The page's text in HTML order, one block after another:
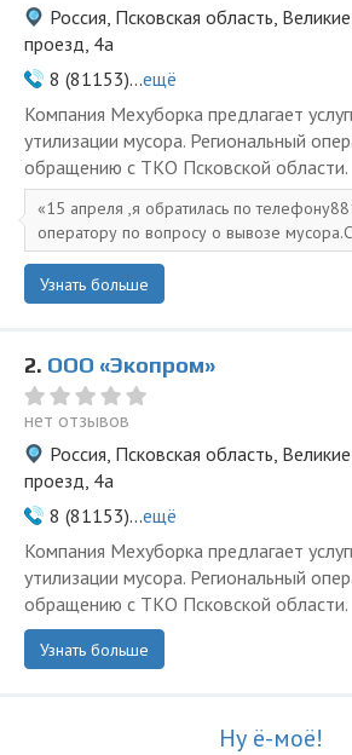
Россия, Псковская область,
проезд, 4а
8 (81153)...ещё
Компания Мехуборка предлагает
утилизации мусора. Региональный
обращению с ТКО Псковской области.
15 апреля ,я обратилась по
оператору по вопросу о вывозе
Узнать больше
2. ООО «Экопром»
нет отзывов
Россия, Псковская область,
проезд, 4а
8 (81153)...ещё
Компания Мехуборка предлагает
утилизации мусора. Региональный
обращению с ТКО Псковской области.
Узнать больше
Ну ё-моё!